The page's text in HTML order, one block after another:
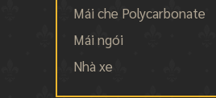
Mái che Polycarbonate
Mái ngói
Nhà xe